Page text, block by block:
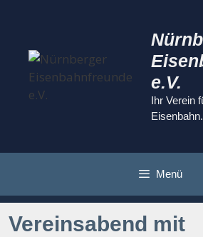
e.V.
Ihr Verein
Eisenbahn.
Menü
Vereinsabend mit